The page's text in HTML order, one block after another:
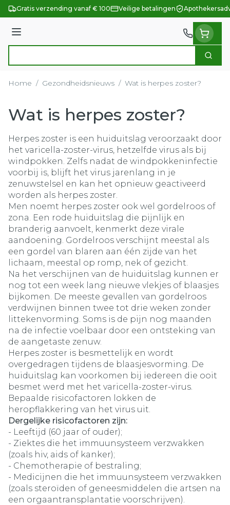
Ga naar de inhoud
Gratis verzending vanaf € 100 Veilige betalingen
Menu
Zoek
Home / Gezondheidsnieuws / Wat is herpes zoster?
Wat is herpes zoster?
Herpes zoster is een huiduitslag veroorzaakt door
het varicella-zoster-virus, hetzelfde virus als bij
windpokken. Zelfs nadat de windpokkeninfectie
voorbij is, blijft het virus jarenlang in je
zenuwstelsel en kan het opnieuw geactiveerd
worden als herpes zoster.
Men noemt herpes zoster ook wel gordelroos of
zona. Een rode huiduitslag die pijnlijk en
branderig aanvoelt, kenmerkt deze virale
aandoening. Gordelroos verschijnt meestal als
een gordel van blaren aan één zijde van het
lichaam, meestal op romp, nek of gezicht.
Na het verschijnen van de huiduitslag kunnen er
nog tot een week lang nieuwe vlekjes of blaasjes
bijkomen. De meeste gevallen van gordelroos
verdwijnen binnen twee tot drie weken zonder
littekenvorming. Soms is de pijn nog maanden
na de infectie voelbaar door een ontsteking van
de aangetaste zenuw.
Herpes zoster is besmettelijk en wordt
overgedragen tijdens de blaasjesvorming. De
huiduitslag kan voorkomen bij iedereen die ooit
besmet werd met het varicella-zoster-virus.
Bepaalde risicofactoren lokken de
heropflakkering van het virus uit.
Dergelijke risicofactoren zijn:
- Leeftijd (60 jaar of ouder);
- Ziektes die het immuunsysteem verzwakken
(zoals hiv, aids of kanker);
- Chemotherapie of bestraling;
- Medicijnen die het immuunsysteem verzwakken
(zoals steroïden of geneesmiddelen die artsen na
een orgaantransplantatie voorschrijven).